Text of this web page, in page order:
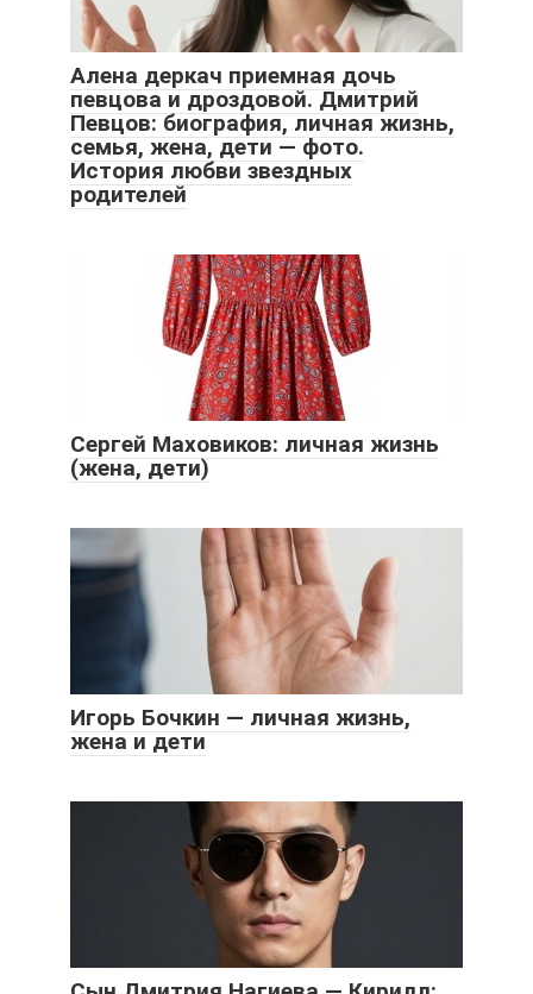
Алена деркач приемная дочь
певцова и дроздовой. Дмитрий
Певцов: биография, личная жизнь,
семья, жена, дети — фото.
История любви звездных
родителей
Сергей Маховиков: личная жизнь
(жена, дети)
Игорь Бочкин — личная жизнь,
жена и дети